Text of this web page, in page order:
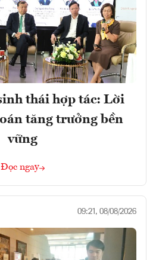
thái hợp tác: Lời
tăng trưởng bền
vững
Đọc ngay
09:21, 08/08/2026